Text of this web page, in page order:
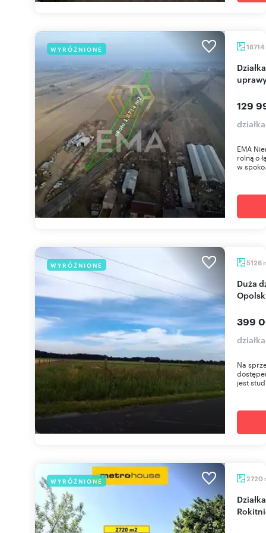
WYRÓŻNIONE 18714
Działka rolna 1,87 ha z dojazdem - inwestycja lub
129
EMA
rolną o
w
WYRÓŻNIONE 5126
Duża działka z projektem domu (Olesno,
399
Na
jest
WYRÓŻNIONE 2720
Działka 2720 m² pod inwestycję w Zabrzu